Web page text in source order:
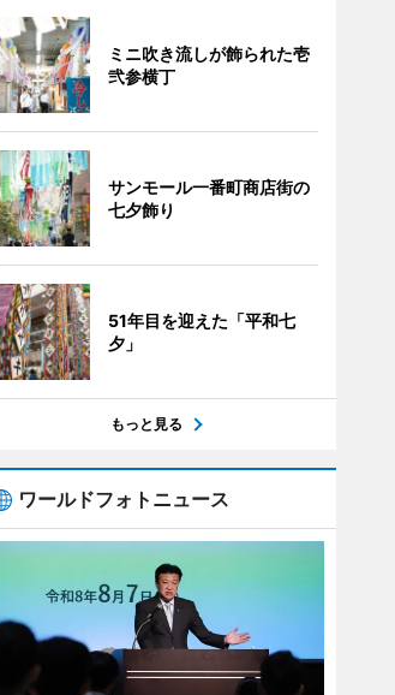
ミニ吹き流しが飾られた壱
弐参横丁
サンモール一番町商店街の
七夕飾り
51年目を迎えた「平和七
夕」
もっと見る
ワールドフォトニュース